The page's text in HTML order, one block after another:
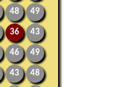
48 49
36 43
46 49
43 48